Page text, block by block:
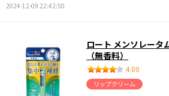
2024-12-09 22:42:50
ロート メンソレータ
（無香料）
4.00
リップクリーム